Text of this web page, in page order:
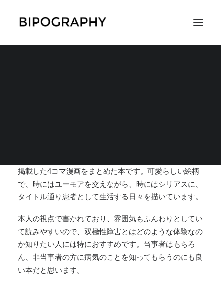
掲載した4コマ漫画をまとめた本です。可愛らしい絵柄
で、時にはユーモアを交えながら、 時にはシリアスに、
タイトル通り患者として生活する日々を描いています。
本人の視点で書かれており、雰囲気もふんわりとしてい
て読みやすいので、双極性障害とはどのような体験なの
か知りたい人には特におすすめです。当事者はもちろ
ん、非当事者の方に病気のことを知ってもらうのにも良
い本だと思います。